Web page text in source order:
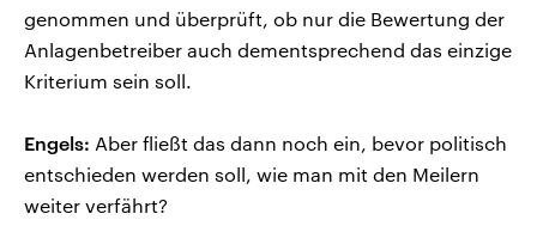
genommen und überprüft, ob nur die Bewertung der
Anlagenbetreiber auch dementsprechend das einzige
Kriterium sein soll.
Engels: Aber fließt das dann noch ein, bevor politisch
entschieden werden soll, wie man mit den Meilern
weiter verfährt?